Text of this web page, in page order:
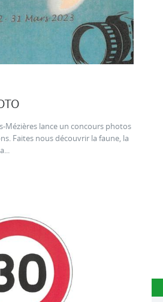
Mézières lance un concours photos
Faites nous découvrir la faune, la